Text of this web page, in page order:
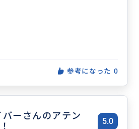
参考になった 0
ーさんのアテン
5.0